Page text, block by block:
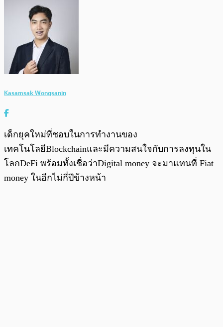
Kasamsak Wongsanin
เด็กยุคใหม่ที่ชอบในการทำงานของ
เทคโนโลยีBlockchainและมีความสนใจกับการลงทุนใน
โลกDeFi พร้อมทั้งเชื่อว่าDigital money จะมาแทนที่ Fiat
money ในอีกไม่กี่ปีข้างหน้า